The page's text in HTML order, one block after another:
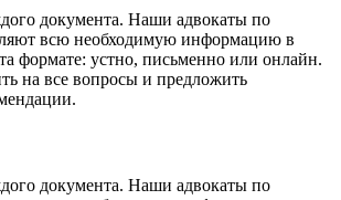
документа. Наши адвокаты по
всю необходимую информацию в
формате: устно, письменно или онлайн.
на все вопросы и предложить
документа. Наши адвокаты по